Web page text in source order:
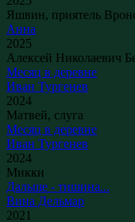
Яшвин, приятель
Анна
2025
Алексей Николаевич
Месяц в деревне
Иван Тургенев
2024
Матвей, слуга
Месяц в деревне
Иван Тургенев
2024
Микки
Дальше - тишина...
Вина Дельмар
2021